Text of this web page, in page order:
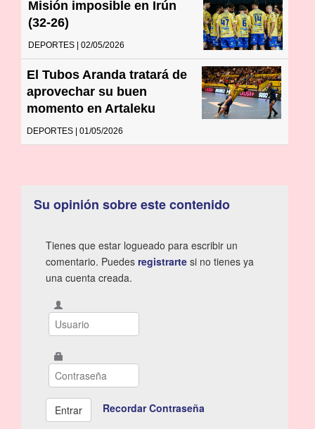
Misión imposible en Irún
(32-26)
DEPORTES | 02/05/2026
El Tubos Aranda tratará de
aprovechar su buen
momento en Artaleku
DEPORTES | 01/05/2026
Su opinión sobre este contenido
Tienes que estar logueado para escribir un
comentario. Puedes registrarte si no tienes ya
una cuenta creada.
Recordar Contraseña